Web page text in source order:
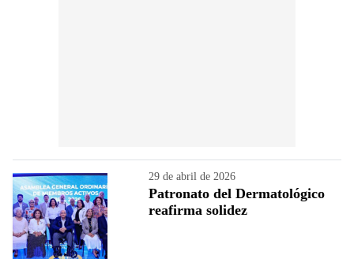
29 de abril de 2026
Patronato del Dermatológico
reafirma solidez